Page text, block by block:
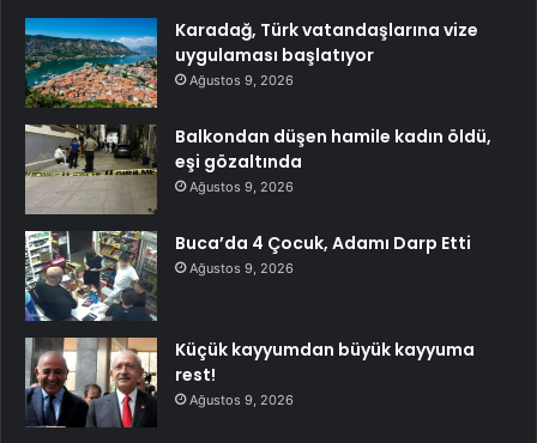
Karadağ, Türk vatandaşlarına vize
uygulaması başlatıyor
Ağustos 9, 2026
Balkondan düşen hamile kadın öldü,
eşi gözaltında
Ağustos 9, 2026
Buca’da 4 Çocuk, Adamı Darp Etti
Ağustos 9, 2026
Küçük kayyumdan büyük kayyuma
rest!
Ağustos 9, 2026